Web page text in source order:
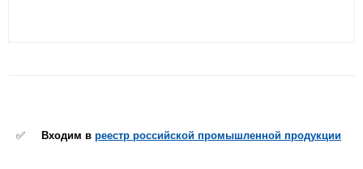
✅ Входим в реестр российской промышленной продукции